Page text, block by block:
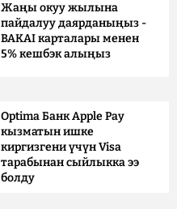
Жаңы окуу жылына
пайдалуу даярданыңыз -
BAKAI карталары менен
5% кешбэк алыңыз
Optima Банк Apple Pay
кызматын ишке
киргизгени үчүн Visa
тарабынан сыйлыкка ээ
болду